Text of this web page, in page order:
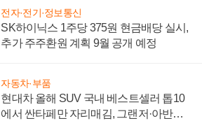
전자·전기·정보통신
SK하이닉스 1주당 375원 현금배당 실시,
추가 주주환원 계획 9월 공개 예정
자동차·부품
현대차 올해 SUV 국내 베스트셀러 톱10
에서 싼타페만 자리매김, 그랜저·아반떼